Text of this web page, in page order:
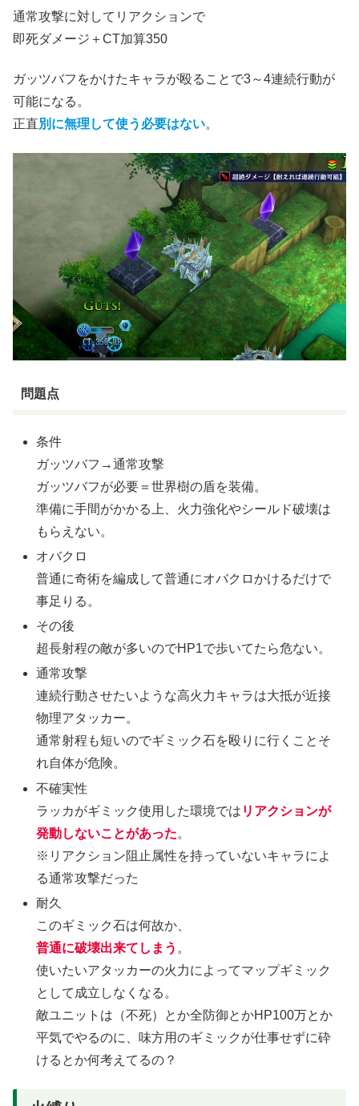
通常攻撃に対してリアクションで
即死ダメージ＋CT加算350
ガッツバフをかけたキャラが殴ることで3～4連続行動が
可能になる。
正直別に無理して使う必要はない。
問題点
条件
ガッツバフ→通常攻撃
ガッツバフが必要＝世界樹の盾を装備。
準備に手間がかかる上、火力強化やシールド破壊は
もらえない。
オバクロ
普通に奇術を編成して普通にオバクロかけるだけで
事足りる。
その後
超長射程の敵が多いのでHP1で歩いてたら危ない。
通常攻撃
連続行動させたいような高火力キャラは大抵が近接
物理アタッカー。
通常射程も短いのでギミック石を殴りに行くことそ
れ自体が危険。
不確実性
ラッカがギミック使用した環境では リアクションが
発動しないことがあった。
※リアクション阻止属性を持っていないキャラによ
る通常攻撃だった
耐久
このギミック石は何故か、
普通に破壊出来てしまう 。
使いたいアタッカーの火力によってマップギミック
として成立しなくなる。
敵ユニットは（不死）とか全防御とかHP100万とか
平気でやるのに、味方用のギミックが仕事せずに砕
けるとか何考えてるの？